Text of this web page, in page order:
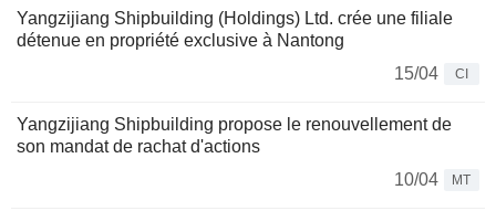
Yangzijiang Shipbuilding (Holdings) Ltd. crée une filiale
détenue en propriété exclusive à Nantong
15/04
CI
Yangzijiang Shipbuilding propose le renouvellement de
son mandat de rachat d'actions
10/04
MT